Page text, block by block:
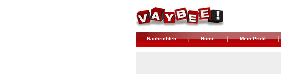
Nachrichten Home Mein Profil